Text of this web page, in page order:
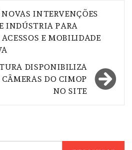
INTERVENÇÕES
INDÚSTRIA PARA
E MOBILIDADE
DISPONIBILIZA
DO CIMOP
NO SITE